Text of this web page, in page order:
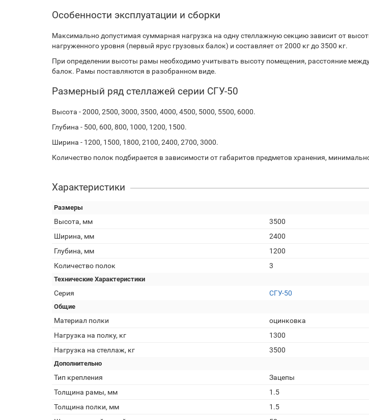
Особенности эксплуатации и сборки
Максимально допустимая суммарная нагрузка на одну стеллажную секцию зависит от
нагруженного уровня (первый ярус грузовых балок) и составляет от 2000 кг до 3500 кг.
При определении высоты рамы необходимо учитывать высоту помещения, расстояние
балок. Рамы поставляются в разобранном виде.
Размерный ряд стеллажей серии СГУ-50
Высота - 2000, 2500, 3000, 3500, 4000, 4500, 5000, 5500, 6000.
Глубина - 500, 600, 800, 1000, 1200, 1500.
Ширина - 1200, 1500, 1800, 2100, 2400, 2700, 3000.
Количество полок подбирается в зависимости от габаритов предметов хранения,
Характеристики
Размеры
Высота, мм
3500
Ширина, мм
2400
Глубина, мм
1200
Количество полок
3
Технические Характеристики
Серия СГУ-50
Общие
Материал полки
оцинковка
Нагрузка на полку, кг
1300
Нагрузка на стеллаж, кг
3500
Дополнительно
Тип крепления
Зацепы
Толщина рамы, мм
1.5
Толщина полки, мм
1.5